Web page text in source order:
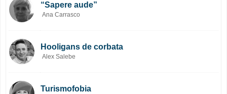
“Sapere aude”
Ana Carrasco
Hooligans de corbata
Alex Salebe
Turismofobia